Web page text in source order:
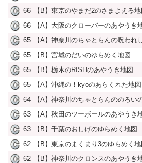
66
【B】東京のやまだ2のさまよえる地
66
【A】大阪のクローバーのあやうき
65
【A】神奈川のちゃとらんの呪われ
65
【B】宮城のだいのゆらめく地図
65
【B】栃木のRISHのあやうき地図
65
【A】沖縄の！kyoのあらくれた地図
64
【A】神奈川のちゃとらんののろい
63
【A】秋田のツーボールのあやうき
63
【B】千葉のおしげのゆらめく地図
62
【B】東京のまくまり3のゆらめく地
62
【B】神奈川のクロンスのあやうき